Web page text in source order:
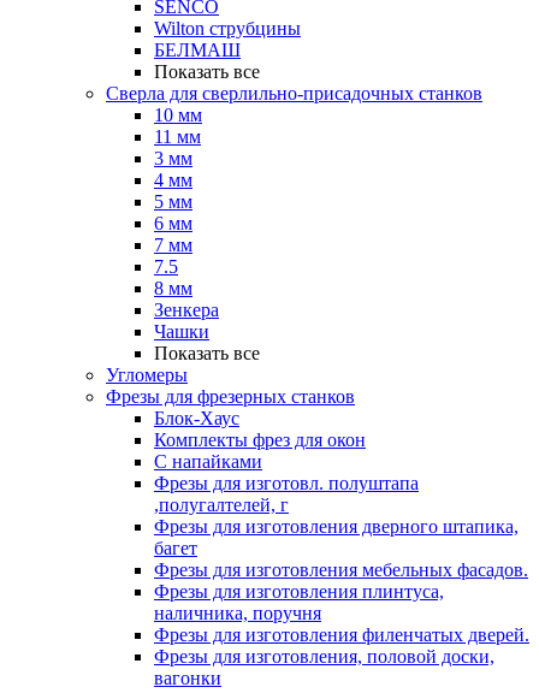
SENCO
Wilton струбцины
БЕЛМАШ
Показать все
Сверла для сверлильно-присадочных станков
10 мм
11 мм
3 мм
4 мм
5 мм
6 мм
7 мм
7.5
8 мм
Зенкера
Чашки
Показать все
Угломеры
Фрезы для фрезерных станков
Блок-Хаус
Комплекты фрез для окон
С напайками
Фрезы для изготовл. полуштапа
,полугалтелей, г
Фрезы для изготовления дверного штапика,
багет
Фрезы для изготовления мебельных фасадов.
Фрезы для изготовления плинтуса,
наличника, поручня
Фрезы для изготовления филенчатых дверей.
Фрезы для изготовления, половой доски,
вагонки